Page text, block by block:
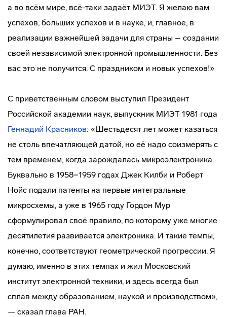
а во всём мире, всё-таки задаёт МИЭТ. Я желаю вам
успехов, больших успехов и в науке, и, главное, в
реализации важнейшей задачи для страны – создании
своей независимой электронной промышленности. Без
вас это не получится. С праздником и новых успехов!»
С приветственным словом выступил Президент
Российской академии наук, выпускник МИЭТ 1981 года
Геннадий Красников: «Шестьдесят лет может казаться
не столь впечатляющей датой, но её надо соизмерять с
тем временем, когда зарождалась микроэлектроника.
Буквально в 1958−1959 годах Джек Килби и Роберт
Нойс подали патенты на первые интегральные
микросхемы, а уже в 1965 году Гордон Мур
сформулировал своё правило, по которому уже многие
десятилетия развивается электроника. И такие темпы,
конечно, соответствуют геометрической прогрессии. Я
думаю, именно в этих темпах и жил Московский
институт электронной техники, и здесь всегда был
сплав между образованием, наукой и производством»,
— сказал глава РАН.